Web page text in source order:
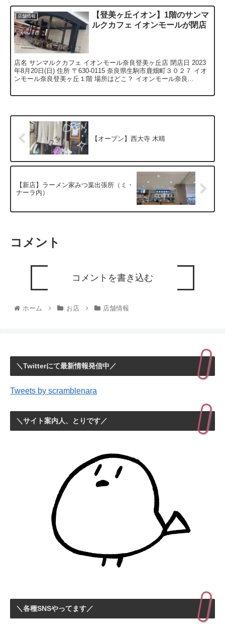
店舗情報
【登美ヶ丘イオン】1階のサンマ
ルクカフェ イオンモールが閉店
店名 サンマルクカフェ イオンモール奈良登美ヶ丘店 閉店日 2023
年8月20日(日) 住所 〒630-0115 奈良県生駒市鹿畑町３０２７ イオ
ンモール奈良登美ヶ丘１階 場所はどこ？ イオンモール奈良...
【オープン】西大寺 木晴
【新店】ラーメン家みつ葉出張所（ミ・
ナーラ内）
コメント
コメントを書き込む
ホーム お店 店舗情報
＼Twitterにて最新情報発信中／
Tweets by scramblenara
＼サイト案内人、とりです／
＼各種SNSやってます／